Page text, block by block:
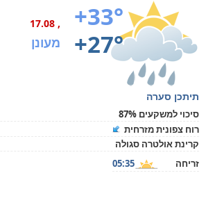
+33°
+27°
, 17.08
מעונן
תיתכן סערה
סיכוי למשקעים 87%
רוח צפונית מזרחית
קרינת אולטרה סגולה
זריחה
05:35